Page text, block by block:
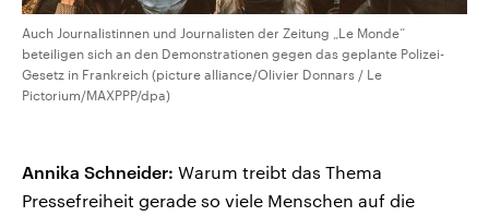
Auch Journalistinnen und Journalisten der Zeitung „Le Monde“
beteiligen sich an den Demonstrationen gegen das geplante Polizei-
Gesetz in Frankreich (picture alliance/Olivier Donnars / Le
Pictorium/MAXPPP/dpa)
Annika Schneider: Warum treibt das Thema
Pressefreiheit gerade so viele Menschen auf die